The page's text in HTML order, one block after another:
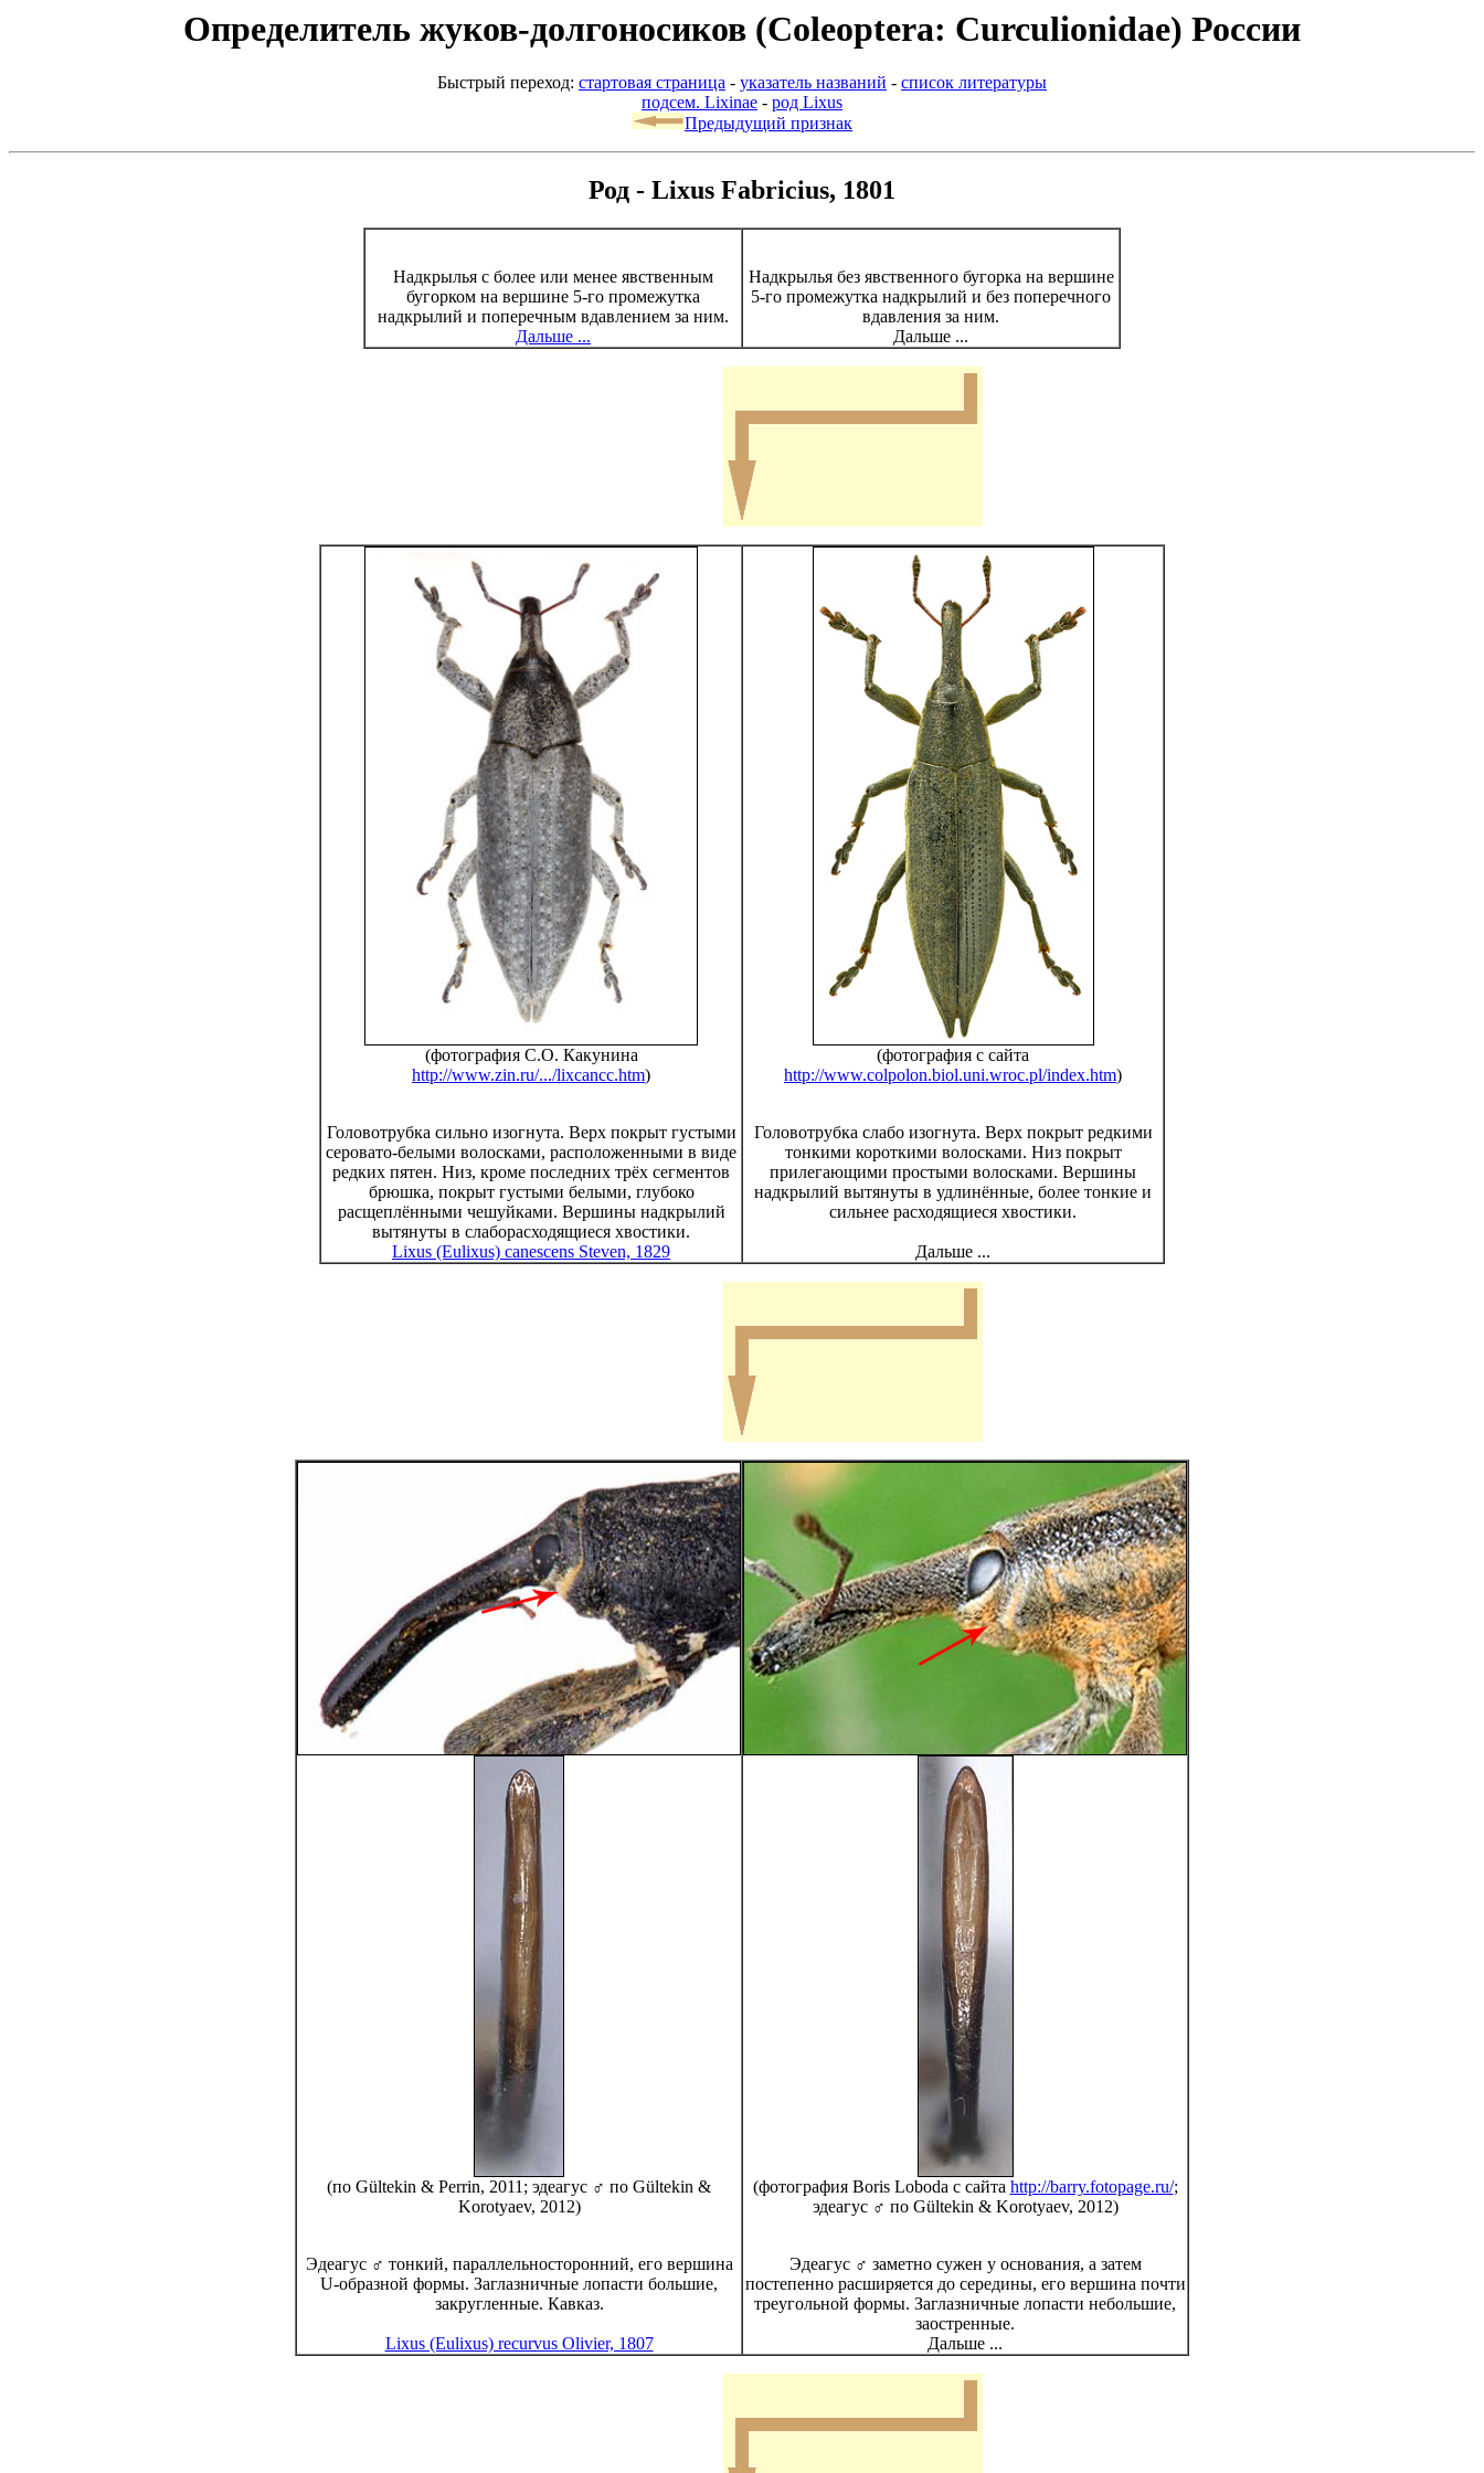
Определитель жуков-долгоносиков (Coleoptera: Curculionidae) России
Быстрый переход: стартовая страница - указатель названий - список литературы
подсем. Lixinae - род Lixus
Предыдущий признак
Род - Lixus Fabricius, 1801
Надкрылья с более или менее явственным
бугорком на вершине 5-го промежутка
надкрылий и поперечным вдавлением за ним.
Дальше ...
Надкрылья без явственного бугорка на вершине
5-го промежутка надкрылий и без поперечного
вдавления за ним.
Дальше ...
(фотография С.О. Какунина
http://www.zin.ru/.../lixcancc.htm)
Головотрубка сильно изогнута. Верх покрыт густыми
серовато-белыми волосками, расположенными в виде
редких пятен. Низ, кроме последних трёх сегментов
брюшка, покрыт густыми белыми, глубоко
расщеплёнными чешуйками. Вершины надкрылий
вытянуты в слаборасходящиеся хвостики.
Lixus (Eulixus) canescens Steven, 1829
(фотография с сайта
http://www.colpolon.biol.uni.wroc.pl/index.htm)
Головотрубка слабо изогнута. Верх покрыт редкими
тонкими короткими волосками. Низ покрыт
прилегающими простыми волосками. Вершины
надкрылий вытянуты в удлинённые, более тонкие и
сильнее расходящиеся хвостики.
Дальше ...
(по Gültekin & Perrin, 2011; эдеагус ♂ по Gültekin &
Korotyaev, 2012)
Эдеагус ♂ тонкий, параллельносторонний, его вершина
U-образной формы. Заглазничные лопасти большие,
закругленные. Кавказ.
Lixus (Eulixus) recurvus Olivier, 1807
(фотография Boris Loboda с сайта http://barry.fotopage.ru/;
эдеагус ♂ по Gültekin & Korotyaev, 2012)
Эдеагус ♂ заметно сужен у основания, а затем
постепенно расширяется до середины, его вершина почти
треугольной формы. Заглазничные лопасти небольшие,
заостренные.
Дальше ...